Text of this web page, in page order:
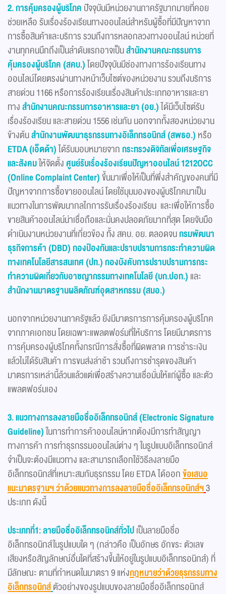
2. การคุ้มครองผู้บริโภค ปัจจุบันมีหน่วยงานภาครัฐมากมายที่คอย
ช่วยเหลือ รับเรื่องร้องเรียนทางออนไลน์สำหรับผู้ซื้อที่มีปัญหาจาก
การซื้อสินค้าและบริการ รวมถึงการหลอกลวงทางออนไลน์ หน่วยที่
งานทุกคนนึกถึงเป็นลำดับแรกอาจเป็นสำนักงานคณะกรรมการ
คุ้มครองผู้บริโภค (สคบ.)โดยปัจจุบันมีช่องทางการร้องเรียนทาง
ออนไลน์โดยตรงผ่านทางหน้าเว็บไซต์ของหน่วยงาน รวมถึงบริการ
สายด่วน 1166 หรือการร้องเรียนเรื่องสินค้าประเภทอาหารและยา
ทางสำนักงานคณะกรรมการอาหารและยา (อย.)ได้มีเว็บไซต์รับ
เรื่องร้องเรียน และสายด่วน 1556 เช่นกัน นอกจากทั้งสองหน่วยงาน
ข้างต้นสำนักงานพัฒนาธุรกรรมทางอิเล็กทรอนิกส์ (สพธอ.) หรือ
ETDA (เอ็ตด้า)ได้รับมอบหมายจากกระทรวงดิจิทัลเพื่อเศรษฐกิจ
และสังคมให้จัดตั้ง ศูนย์รับเรื่องร้องเรียนปัญหาออนไลน์1212OCC
(Online Complaint Center)ขึ้นมาเพื่อให้เป็นที่พึ่งสำคัญของคนที่มี
ปัญหาจากการซื้อขายออนไลน์ โดยใช้มุมมองของผู้บริโภคมาเป็น
แนวทางในการพัฒนากลไกการรับเรื่องร้องเรียน และเพื่อให้การซื้อ
ขายสินค้าออนไลน์น่าเชื่อถือและมั่นคงปลอดภัยมากที่สุด โดยจับมือ
ดำเนินงานหน่วยงานที่เกี่ยวข้อง ทั้ง สคบ. อย. ตลอดจนกรมพัฒนา
ธุรกิจการค้า (DBD) กองป้องกันและปราบปรามการกระทำความผิด
ทางเทคโนโลยีสารสนเทศ (ปท.) กองบังคับการปราบปรามการกระ
ทำความผิดเกี่ยวกับอาชญากรรมทางเทคโนโลยี (บก.ปอท.) และ
สำนักงานมาตรฐานผลิตภัณฑ์อุตสาหกรรม (สมอ.)
นอกจากหน่วยงานภาครัฐแล้ว ยังมีมาตรการการคุ้มครองผู้บริโภค
จากภาคเอกชน โดยเฉพาะแพลตฟอร์มที่ให้บริการ โดยมีมาตรการ
การคุ้มครองผู้บริโภคทั้งกรณีการสั่งซื้อที่ผิดพลาด การชำระเงิน
แล้วไม่ได้รับสินค้า การขนส่งล่าช้า รวมถึงการชำรุดของสินค้า
มาตรการเหล่านี้ล้วนแล้วแต่เพื่อสร้างความเชื่อมั่นให้แก่ผู้ซื้อ และตัว
แพลตฟอร์มเอง
3. แนวทางการลงลายมือชื่ออิเล็กทรอนิกส์ (Electronic Signature
Guideline)ในการทำการค้าออนไลน์หากต้องมีการทำสัญญา
ทางการค้า การทำธุรกรรมออนไลน์ต่าง ๆ ในรูปแบบอิเล็กทรอนิกส์
จำเป็นจะต้องมีแนวทาง และสามารถเลือกใช้วิธีลงลายมือ
อิเล็กทรอนิกส์ที่เหมาะสมกับธุรกรรม โดย ETDA ได้ออกข้อเสนอ
แนะมาตรฐานฯ ว่าด้วยแนวทางการลงลายมือชื่ออิเล็กทรอนิกส์ฯ3
ประเภท ดังนี้
ประเภทที่1: ลายมือชื่ออิเล็กทรอนิกส์ทั่วไปเป็นลายมือชื่อ
อิเล็กทรอนิกส์ในรูปแบบใด ๆ (กล่าวคือ เป็นอักษร อักขระ ตัวเลข
เสียงหรือสัญลักษณ์อื่นใดที่สร้างขึ้นให้อยู่ในรูปแบบอิเล็กทรอนิกส์) ที่
มีลักษณะ ตามที่กำหนดในมาตรา 9 แห่งกฎหมายว่าด้วยธุรกรรมทาง
อิเล็กทรอนิกส์ตัวอย่างของรูปแบบของลายมือชื่ออิเล็กทรอนิกส์